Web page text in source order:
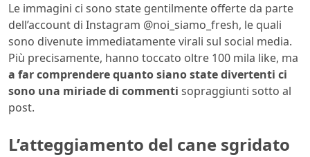
Le immagini ci sono state gentilmente offerte da parte
dell’account di Instagram @noi_siamo_fresh, le quali
sono divenute immediatamente virali sul social media.
Più precisamente, hanno toccato oltre 100 mila like, ma
a far comprendere quanto siano state divertenti ci
sono una miriade di commenti sopraggiunti sotto al
post.
L’atteggiamento del cane sgridato